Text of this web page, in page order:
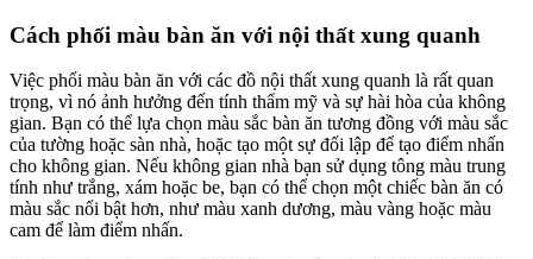
Cách phối màu bàn ăn với nội thất xung quanh
Việc phối màu bàn ăn với các đồ nội thất xung quanh là rất quan
trọng, vì nó ảnh hưởng đến tính thẩm mỹ và sự hài hòa của không
gian. Bạn có thể lựa chọn màu sắc bàn ăn tương đồng với màu sắc
của tường hoặc sàn nhà, hoặc tạo một sự đối lập để tạo điểm nhấn
cho không gian. Nếu không gian nhà bạn sử dụng tông màu trung
tính như trắng, xám hoặc be, bạn có thể chọn một chiếc bàn ăn có
màu sắc nổi bật hơn, như màu xanh dương, màu vàng hoặc màu
cam để làm điểm nhấn.